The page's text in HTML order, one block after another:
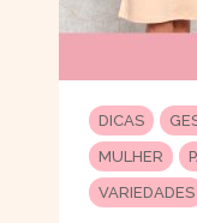
DICAS
MULHER
VARIEDADES